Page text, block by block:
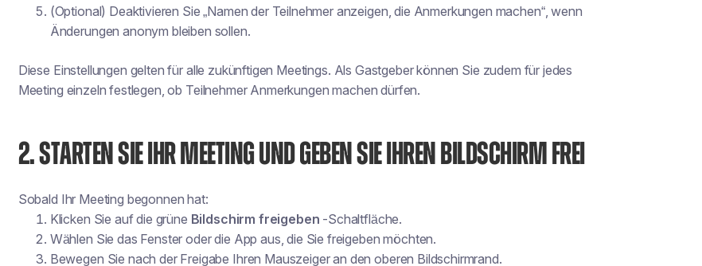
(Optional) Deaktivieren Sie „Namen der Teilnehmer anzeigen, die Anmerkungen machen“, wenn
Änderungen anonym bleiben sollen.
Diese Einstellungen gelten für alle zukünftigen Meetings. Als Gastgeber können Sie zudem für jedes
Meeting einzeln festlegen, ob Teilnehmer Anmerkungen machen dürfen.
2. STARTEN SIE IHR MEETING UND GEBEN SIE IHREN BILDSCHIRM FREI
Sobald Ihr Meeting begonnen hat:
Klicken Sie auf die grüne Bildschirm freigeben -Schaltfläche.
Wählen Sie das Fenster oder die App aus, die Sie freigeben möchten.
Bewegen Sie nach der Freigabe Ihren Mauszeiger an den oberen Bildschirmrand.